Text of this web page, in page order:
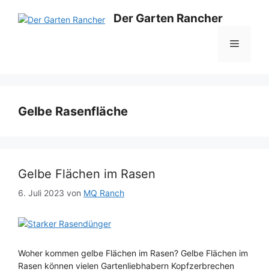
Inhalt
Der Garten Rancher
Menü
Gelbe Rasenfläche
Gelbe Flächen im Rasen
6. Juli 2023 von MQ Ranch
Woher kommen gelbe Flächen im Rasen? Gelbe Flächen im
Rasen können vielen Gartenliebhabern Kopfzerbrechen